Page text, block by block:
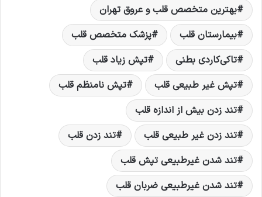
بهترین متخصص قلب و عروق تهران
بیمارستان قلب
پزشک متخصص قلب
تاکی‌کاردی بطنی
تپش زیاد قلب
تپش غیر طبیعی قلب
تپش نامنظم قلب
تند زدن بیش از اندازه قلب
تند زدن غیر طبیعی قلب
تند زدن قلب
تند شدن غیرطبیعی تپش قلب
تند شدن غیرطبیعی ضربان قلب